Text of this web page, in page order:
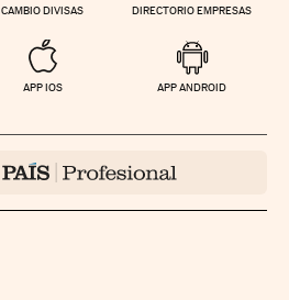
CAMBIO DIVISAS DIRECTORIO EMPRESAS
APP IOS APP ANDROID